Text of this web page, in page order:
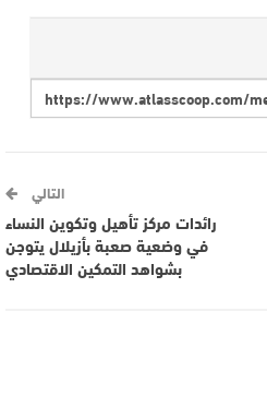
التالي
رائدات مركز تأهيل وتكوين النساء
في وضعية صعبة بأزيلال يتوجن
بشواهد التمكين الاقتصادي